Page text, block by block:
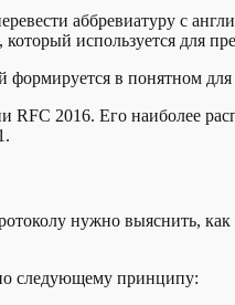
аббревиатуру с
используется для
формируется в понятном
2016. Его наиболее
нужно выяснить,
следующему принципу: